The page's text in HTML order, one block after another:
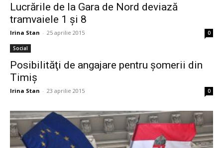
Lucrările de la Gara de Nord deviază
tramvaiele 1 și 8
Irina Stan - 25 aprilie 2015 0
Social
Posibilităţi de angajare pentru șomerii din
Timiș
Irina Stan - 23 aprilie 2015 0